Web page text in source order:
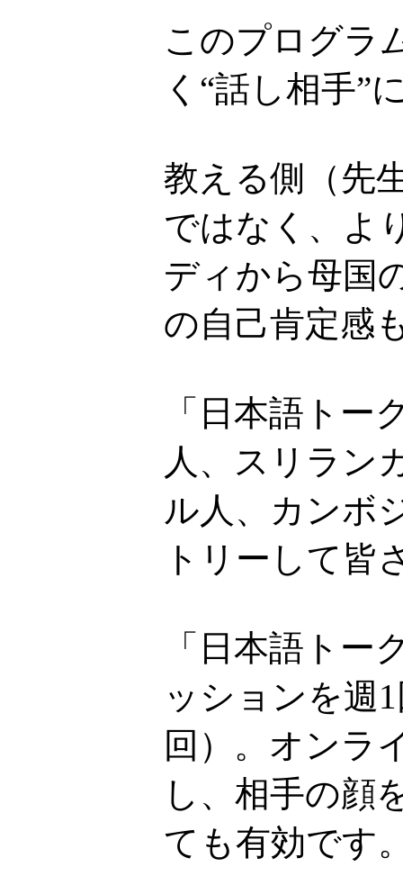
このプログラ
く“話し相手”
教える側（先
ではなく、よ
ディから母国
の自己肯定感
「日本語ト
人、スリラン
ル人、カンボ
トリーして皆
「日本語トー
ッションを週
回）。オンラ
し、相手の顔
ても有効です